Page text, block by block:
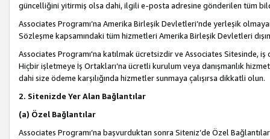
güncelliğini yitirmiş olsa dahi, ilgili e-posta adresine gönderilen tüm
Associates Programı’na Amerika Birleşik Devletleri’nde yerleşik
Sözleşme kapsamındaki tüm hizmetleri Amerika Birleşik Devletleri
Associates Programı'na katılmak ücretsizdir ve Associates Sitesinde,
Hiçbir işletmeye İş Ortakları’na ücretli kurulum veya danışmanlık
dahi size ödeme karşılığında hizmetler sunmaya çalışırsa dikkatli olun.
2. Sitenizde Yer Alan Bağlantılar
(a) Özel Bağlantılar
Associates Programı’na başvurduktan sonra Siteniz’de Özel